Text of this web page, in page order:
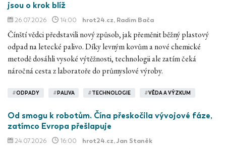
jsou o krok blíž
26.07.2026 14:00 hrot24.cz, Radim Bača
Čínští vědci představili nový způsob, jak přeměnit běžný plastový
odpad na letecké palivo. Díky levným kovům a nové chemické
metodě dosáhli vysoké výtěžnosti, technologii ale zatím čeká
náročná cesta z laboratoře do průmyslové výroby.
#ODPADY # PALIVA #TECHNOLOGIE #VĚDA A VÝZKUM
Od smogu k robotům. Čína přeskočila vývojové fáze,
zatímco Evropa přešlapuje
24.07.2026 16:00 hrot24.cz, Jan Staněk